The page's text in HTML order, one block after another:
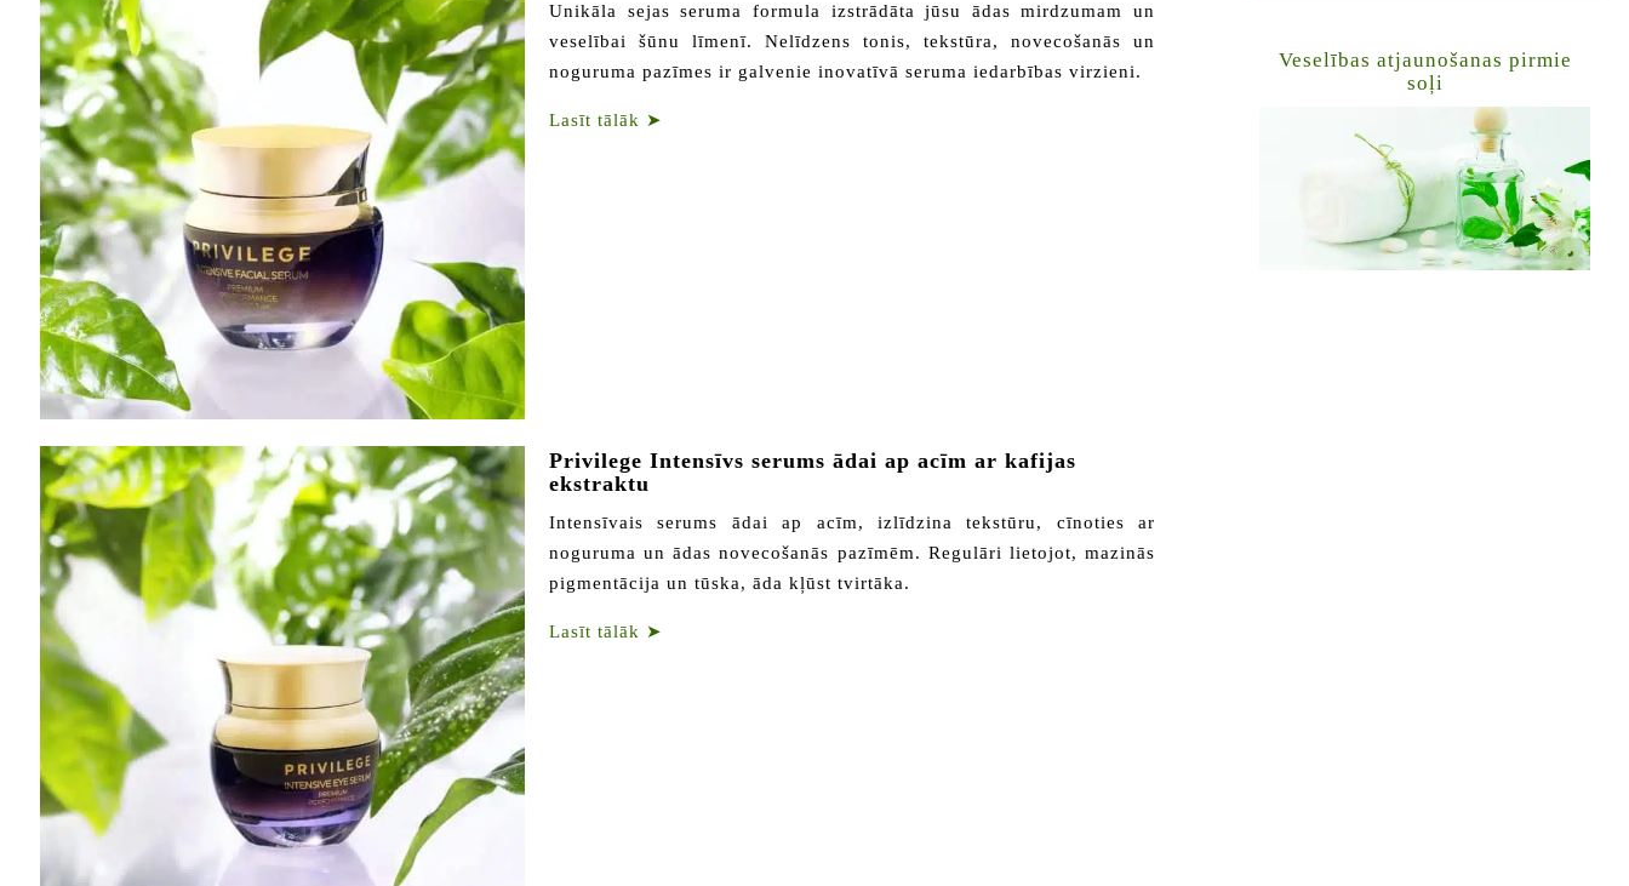
Unikāla sejas seruma formula izstrādāta jūsu ādas mirdzumam un
veselībai šūnu līmenī. Nelīdzens tonis, tekstūra, novecošanās un
noguruma pazīmes ir galvenie inovatīvā seruma iedarbības virzieni.
Lasīt tālāk ➤
Privilege Intensīvs serums ādai ap acīm ar kafijas
ekstraktu
Intensīvais serums ādai ap acīm, izlīdzina tekstūru, cīnoties ar
noguruma un ādas novecošanās pazīmēm. Regulāri lietojot, mazinās
pigmentācija un tūska, āda kļūst tvirtāka.
Lasīt tālāk ➤
Veselības atjaunošanas pirmie
soļi